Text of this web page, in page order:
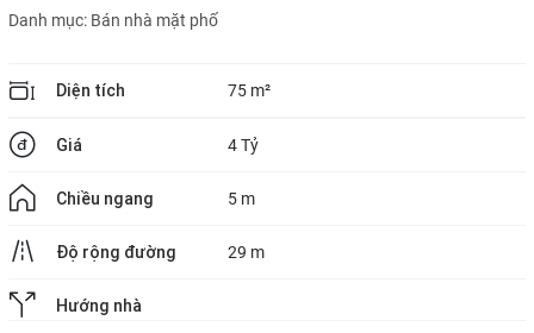
Danh mục: Bán nhà mặt phố
Diện tích 75 m²
Giá 4 Tỷ
Chiều ngang 5 m
Độ rộng đường 29 m
Hướng nhà